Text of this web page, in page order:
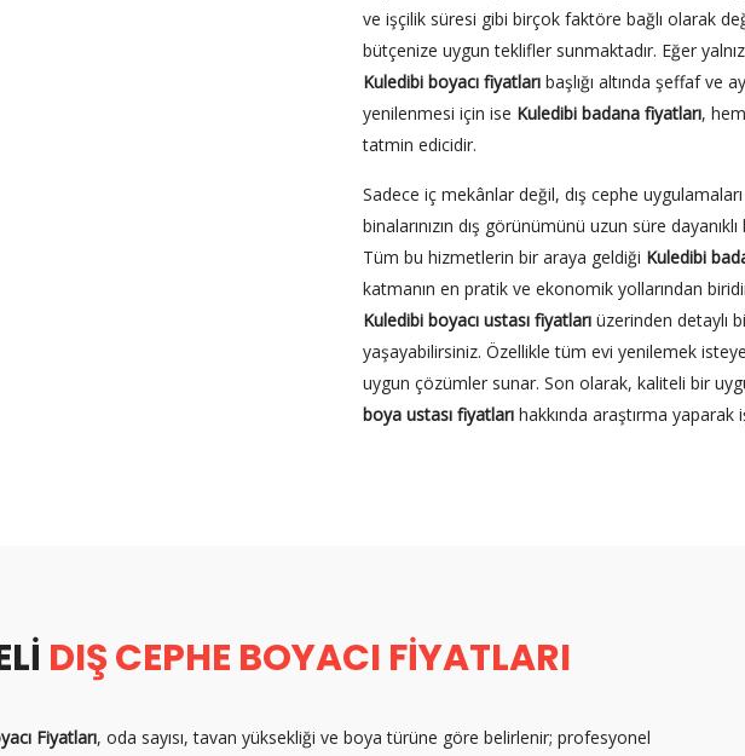
ve işçilik süresi gibi birçok faktöre bağlı olarak
bütçenize uygun teklifler sunmaktadır. Eğer
Kuledibi boyacı fiyatlarıbaşlığı altında şeffaf ve
yenilenmesi için ise Kuledibi badana fiyatları,
tatmin edicidir.
Sadece iç mekânlar değil, dış cephe
binalarınızın dış görünümünü uzun süre
Tüm bu hizmetlerin bir araya geldiği Kuledibi
katmanın en pratik ve ekonomik yollarından
Kuledibi boyacı ustası fiyatlarıüzerinden detaylı
yaşayabilirsiniz. Özellikle tüm evi yenilemek
uygun çözümler sunar. Son olarak, kaliteli bir
boya ustası fiyatlarıhakkında araştırma yaparak
DIŞ CEPHE BOYACI FIYATLARI
Fiyatları, oda sayısı, tavan yüksekliği ve boya türüne göre belirlenir; profesyonel